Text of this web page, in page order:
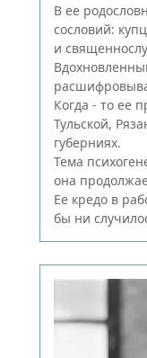
В ее
сословий:
и
Когда - то ее
Тульской,
губерниях.
Тема
она
Ее кредо в
бы ни